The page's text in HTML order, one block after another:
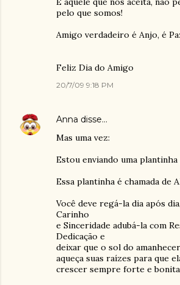
pelo que somos!
Amigo verdadeiro é Anjo, é
Feliz Dia do Amigo
20/7/09 9:18 PM
Anna disse…
Mas uma vez:
Estou enviando uma plantinha
Essa plantinha é chamada de
Você deve regá-la dia após
Carinho
e Sinceridade adubá-la com
Dedicação e
deixar que o sol do
aqueça suas raízes para que
crescer sempre forte e